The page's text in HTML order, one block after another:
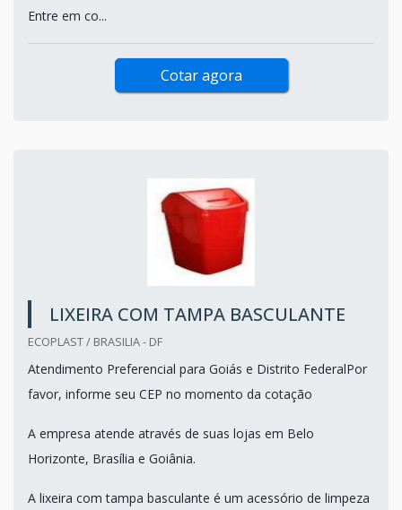
Entre em co...
Cotar agora
LIXEIRA COM TAMPA BASCULANTE
ECOPLAST / BRASILIA - DF
Atendimento Preferencial para Goiás e Distrito FederalPor
favor, informe seu CEP no momento da cotação
A empresa atende através de suas lojas em Belo
Horizonte, Brasília e Goiânia.
A lixeira com tampa basculante é um acessório de limpeza